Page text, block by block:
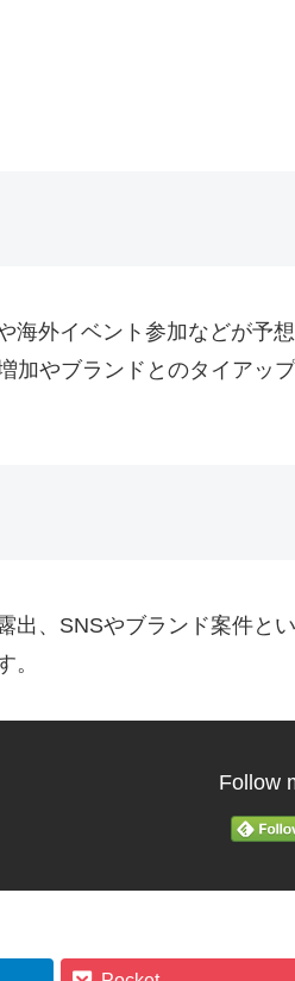
外イベント参加などが予
やブランドとのタイアッ
、SNSやブランド案件と
。
Follow